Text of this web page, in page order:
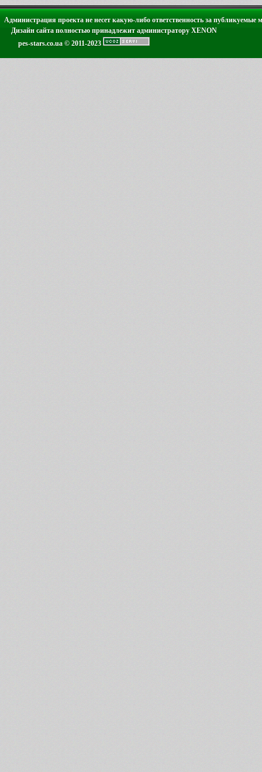
Администрация проекта не несет какую-либо ответственность за публикуемые
Дизайн сайта полностью принадлежит администратору XENON
pes-stars.co.ua © 2011-2023